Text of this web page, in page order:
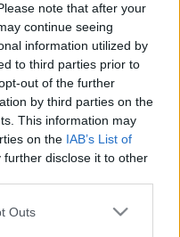
note that after your
continue seeing
information utilized by
to third parties prior to
out of the further
by third parties on the
This information may
on the IAB’s List of
further disclose it to other
one or more Google
Outs
στη Google
σε
οι
Αρχής Δημοσίων
σήμερα.